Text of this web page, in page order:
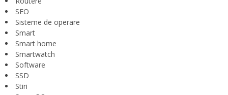
SEO
Sisteme de operare
Smart
Smart home
Smartwatch
Software
SSD
Stiri